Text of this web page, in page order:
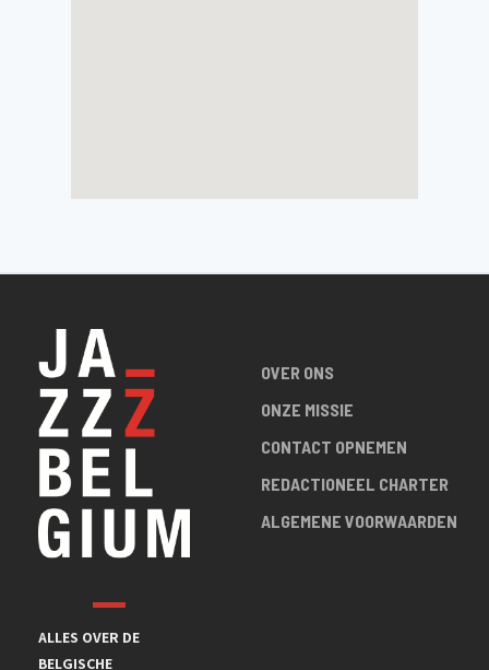
ALLES OVER DE
BELGISCHE
OVER ONS
ONZE MISSIE
CONTACT OPNEMEN
REDACTIONEEL CHARTER
ALGEMENE VOORWAARDEN